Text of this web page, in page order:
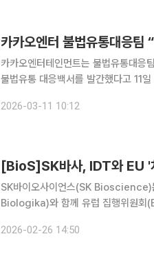
카카오엔터 불법유통대응팀
카카오엔터테인먼트는 불법유통대
불법유통 대응백서를 발간했다고 11
로벌 불법 콘텐츠 숫자는 총 10억건을
2026-03-11 10:12
[BioS]SK바사, IDT와 EU '
SK바이오사이언스(SK Bioscience)
Biologika)와 함께 유럽 집행위원회
백신의 상업화와 공급역량 강화를 목
2026-02-26 14:50